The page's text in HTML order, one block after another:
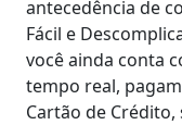
antecedência de
Fácil e
você ainda conta
tempo real,
Cartão de